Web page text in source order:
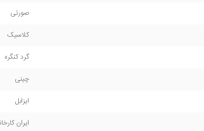
صورتی
کلاسیک
گرد کنگره
چینی
ایزابل
ایران